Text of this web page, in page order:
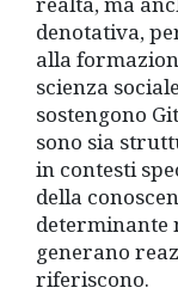
denotativa,
alla
scienza
sostengono
sono sia
in contesti
della
determinante
generano
riferiscono.